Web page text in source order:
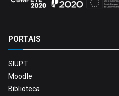
PORTAIS
SIUPT
Moodle
Biblioteca